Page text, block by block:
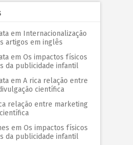
em Internacionalização
artigos em inglês
em Os impactos físicos
da publicidade infantil
em A rica relação entre
científica
relação entre marketing
em Os impactos físicos
da publicidade infantil